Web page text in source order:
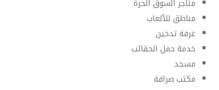
متاجر السوق الحرة
مناطق للألعاب
غرفة تدخين
خدمة حمل الحقائب
مسجد
مكتب صرافة